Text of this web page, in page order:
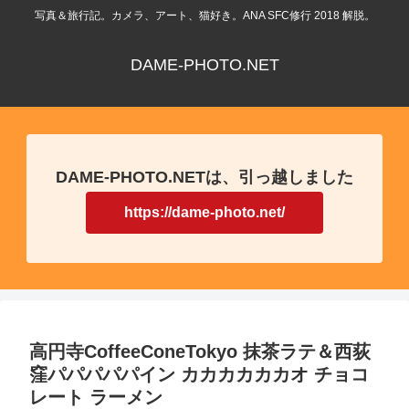
写真＆旅行記。カメラ、アート、猫好き。ANA SFC修行 2018 解脱。
DAME-PHOTO.NET
DAME-PHOTO.NETは、引っ越しました
https://dame-photo.net/
高円寺CoffeeConeTokyo 抹茶ラテ＆西荻
窪パパパパパイン カカカカカカオ チョコ
レート ラーメン